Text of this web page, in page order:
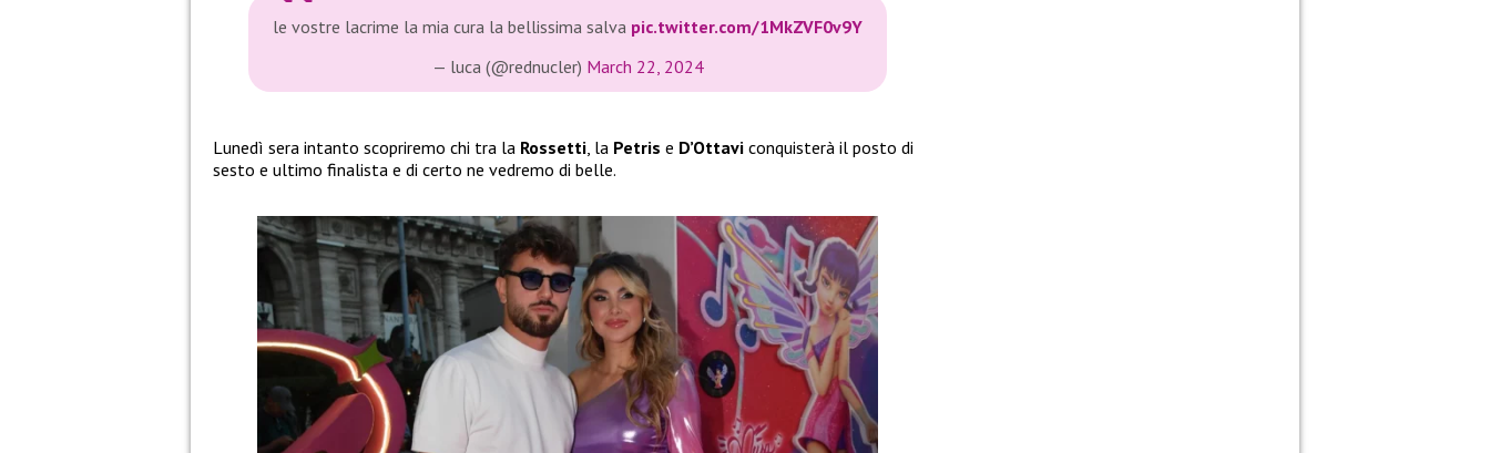
le vostre lacrime la mia cura la bellissima salva pic.twitter.com/1MkZVF0v9Y
— luca (@rednucler) March 22, 2024
Lunedì sera intanto scopriremo chi tra la Rossetti, la Petris e D’Ottavi conquisterà il posto di
sesto e ultimo finalista e di certo ne vedremo di belle.